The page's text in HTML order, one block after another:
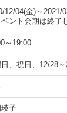
12/04(金)～2021/
ント会期は終了
～19:00
日、祝日、12/28
子